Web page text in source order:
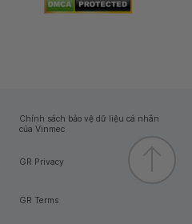
Chính sách bảo vệ dữ liệu cá nhân
của Vinmec
GR Privacy
GR Terms